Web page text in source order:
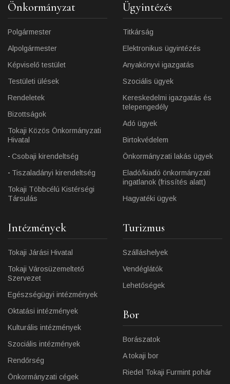
Önkormányzat
Polgármester
Alpolgármester
Képviselő testület
Testületi ülések
Rendeletek
Bizottságok
Tokaji Közös Önkormányzati
Hivatal
Csobaji kirendeltség
Tiszaladányi kirendeltség
Tokaji Többcélú Kistérségi
Társulás
Ügyintézés
Titkárság
Elektronikus ügyintézés
Anyakönyvi igazgatás
Szociális ügyek
Kereskedelmi igazgatás és
telepengedély
Adó ügyek
Birtokvédelem
Önkormányzati lakás ügyek
Eladó/kiadó önkormányzati
ingatlanok (frissítés alatt)
Hagyatéki ügyek
Intézmények
Tokaji Járási Hivatal
Tokaji Városüzemeltető
Szervezet
Egészségügyi intézmények
Oktatási intézmények
Kulturális intézmények
Szociális intézmények
Rendőrség
Önkormányzati cégek
Turizmus
Szálláshelyek
Vendéglátók
Lehetőségek
Bor
Borászatok
A tokaji bor
Riedel Tokaji Furmint pohár